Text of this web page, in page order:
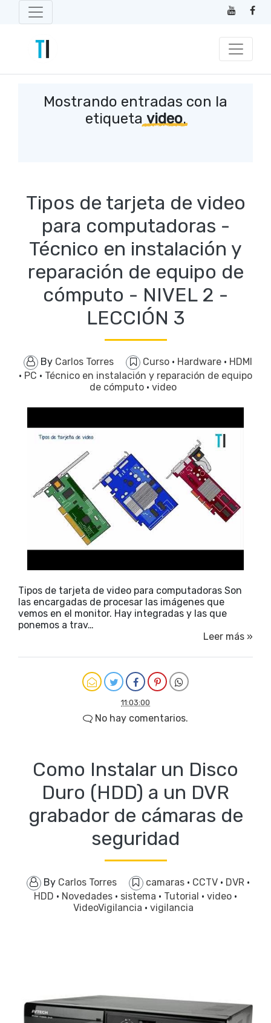
Mostrando entradas con la
etiquetavideo.
Tipos de tarjeta de video
para computadoras -
Técnico en instalación y
reparación de equipo de
cómputo - NIVEL 2 -
LECCIÓN 3
By Carlos Torres Curso · Hardware · HDMI
· PC · Técnico en instalación y reparación de equipo
de cómputo · video
Tipos de tarjeta de video para computadoras Son
las encargadas de procesar las imágenes que
vemos en el monitor. Hay integradas y las que
ponemos a trav…
Leer más »
11:03:00
No hay comentarios.
Como Instalar un Disco
Duro (HDD) a un DVR
grabador de cámaras de
seguridad
By Carlos Torres camaras · CCTV · DVR ·
HDD · Novedades · sistema · Tutorial · video ·
VideoVigilancia · vigilancia